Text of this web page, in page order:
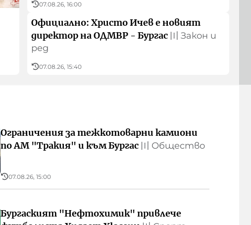
07.08.26, 16:00
Официално: Христо Ичев е новият
директор на ОДМВР - Бургас 〣 Закон и
ред
07.08.26, 15:40
Ограничения за тежкотоварни камиони
по АМ "Тракия" и към Бургас 〣 Общество
07.08.26, 15:00
Бургаският "Нефтохимик" привлече